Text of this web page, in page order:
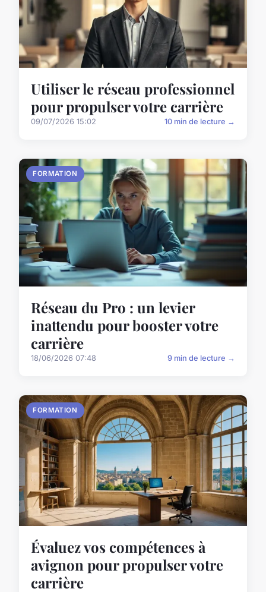
Utiliser le réseau professionnel
pour propulser votre carrière
09/07/2026 15:02 10 min de lecture →
FORMATION
Réseau du Pro : un levier
inattendu pour booster votre
carrière
18/06/2026 07:48 9 min de lecture →
FORMATION
Évaluez vos compétences à
avignon pour propulser votre
carrière